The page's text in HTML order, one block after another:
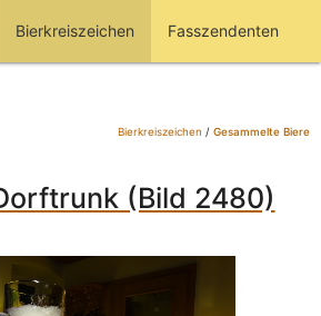
Bierkreiszeichen Fasszendenten
Bierkreiszeichen / Gesammelte Biere
(Bild 2480)